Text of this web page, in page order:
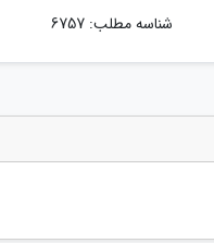
شناسه مطلب: 6757